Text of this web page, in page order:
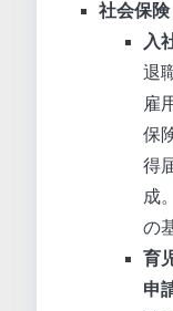
社会保
入
退
雇
保
得
成
の
育
申